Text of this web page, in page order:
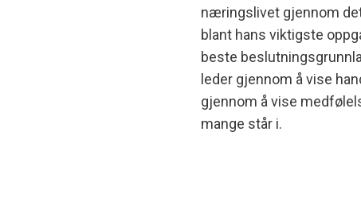
næringslivet gjennom
blant hans viktigste
beste
leder gjennom å vise
gjennom å vise
mange står i.